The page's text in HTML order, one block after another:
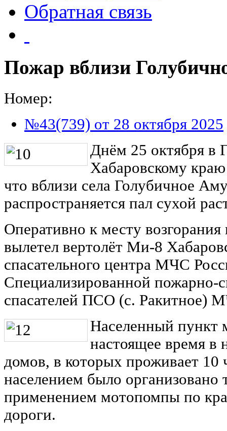
Обратная связь
Пожар вблизи
Номер:
№43(739) от 28 октября 2025
Днём 25 октября
Хабаровскому
что вблизи села Голубичное
распространяется пал сухой
Оперативно к месту возгорания
вылетел вертолёт Ми-8
спасательного центра МЧС
Специализированной пожарно-
спасателей ПСО (с. Ракитное)
Населенный пункт
настоящее время в
домов, в которых проживает
населением было
применением мотопомпы по
дороги.